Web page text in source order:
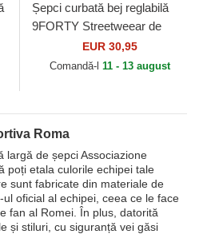
Șepci curbată bej reglabilă
9FORTY Streetweear de
Associazione Sportiva Roma
Serie A de New Era
EUR 30,95
Comandă-l 11 - 13 august
Roma
largă de șepci Associazione
poți etala culorile echipei tale
sunt fabricate din materiale de
oficial al echipei, ceea ce le face
fan al Romei. În plus, datorită
și stiluri, cu siguranță vei găsi